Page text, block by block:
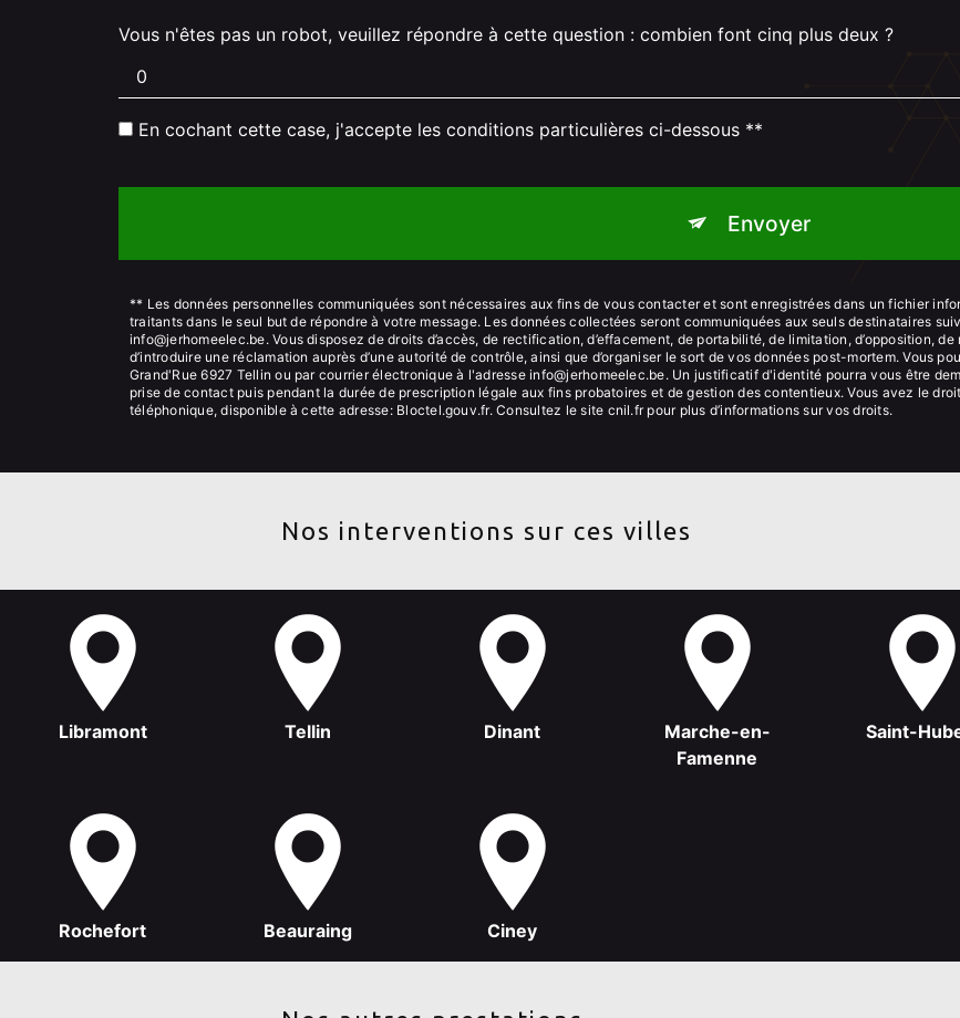
Vous n'êtes pas un robot, veuillez répondre à cette question : combien font cinq plus deux ?
En cochant cette case, j'accepte les conditions particulières ci-dessous **
Envoyer
** Les données personnelles communiquées sont nécessaires aux fins de vous contacter et sont enregistrées dans un fichier
traitants dans le seul but de répondre à votre message. Les données collectées seront communiquées aux seuls destinataires
info@jerhomeelec.be. Vous disposez de droits d’accès, de rectification, d’effacement, de portabilité, de limitation, d’opposition,
d’introduire une réclamation auprès d’une autorité de contrôle, ainsi que d’organiser le sort de vos données post-mortem. Vous
Grand'Rue 6927 Tellin ou par courrier électronique à l'adresse info@jerhomeelec.be. Un justificatif d'identité pourra vous être
prise de contact puis pendant la durée de prescription légale aux fins probatoires et de gestion des contentieux. Vous avez le
téléphonique, disponible à cette adresse: Bloctel.gouv.fr. Consultez le site cnil.fr pour plus d’informations sur vos droits.
Nos interventions sur ces villes
Libramont Tellin Dinant
Marche-en-
Famenne
Saint-
Rochefort Beauraing Ciney